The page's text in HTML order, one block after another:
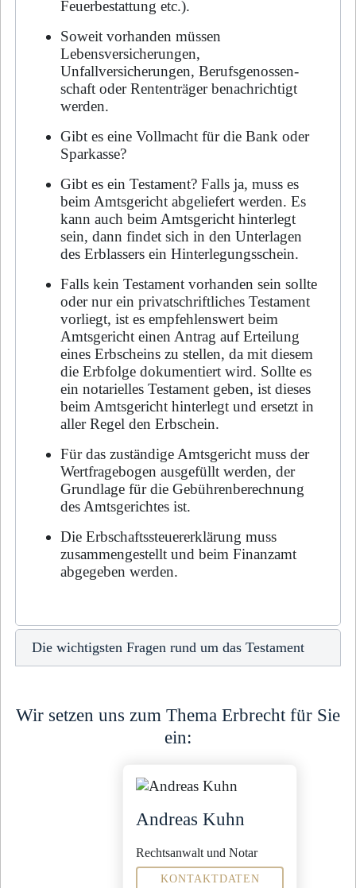
Feuerbestattung etc.).
Soweit vorhanden müssen
Lebensversicherungen,
Unfallversicherungen, Be­rufs­ge­nos­sen­
schaft oder Rententräger benachrichtigt
werden.
Gibt es eine Vollmacht für die Bank oder
Sparkasse?
Gibt es ein Testament? Falls ja, muss es
beim Amtsgericht abgeliefert werden. Es
kann auch beim Amtsgericht hin­ter­legt
sein, dann findet sich in den Unterlagen
des Erblassers ein Hinterlegungsschein.
Falls kein Testament vorhanden sein sollte
oder nur ein privatschriftliches Testament
vorliegt, ist es empfehlenswert beim
Amtsgericht einen Antrag auf Erteilung
eines Erbscheins zu stellen, da mit diesem
die Erbfolge dokumentiert wird. Sollte es
ein notarielles Testament geben, ist dieses
beim Amtsgericht hinterlegt und ersetzt in
aller Regel den Erbschein.
Für das zuständige Amtsgericht muss der
Wertfragebogen ausgefüllt werden, der
Grund­lage für die Gebührenberechnung
des Amtsgerichtes ist.
Die Erbschaftssteuererklärung muss
zusammengestellt und beim Finanzamt
abgegeben wer­den.
Die wichtigsten Fragen rund um das Testament
Wir setzen uns zum Thema Erbrecht für Sie
ein:
Andreas Kuhn
Rechtsanwalt und Notar
KONTAKTDATEN